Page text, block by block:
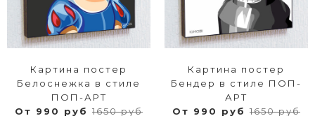
Картина постер
Белоснежка в стиле
ПОП-АРТ
От 990 руб 1650 руб
Картина постер
Бендер в стиле ПОП-
АРТ
От 990 руб 1650 руб